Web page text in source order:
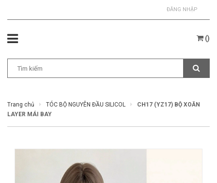
ĐĂNG NHẬP
()
Trang chủ TÓC BỘ NGUYÊN ĐẦU SILICOL
CH17 (YZ17) BỘ XOĂN
LAYER MÁI BAY